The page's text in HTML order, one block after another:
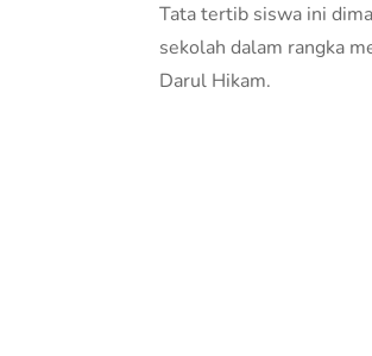
Tata tertib siswa ini
sekolah dalam rangka
Darul Hikam.